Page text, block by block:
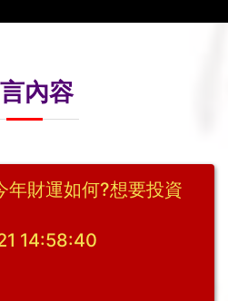
內容
年財運如何?想要投資
14:58:40